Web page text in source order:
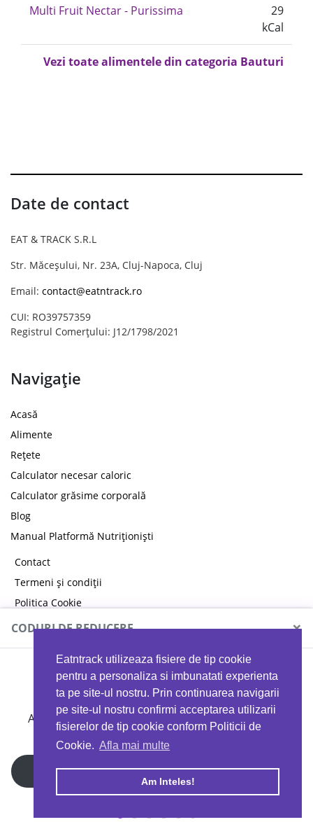
Eatntrack utilizeaza fisiere de tip cookie
pentru a personaliza si imbunatati experienta
ta pe site-ul nostru. Prin continuarea navigarii
pe site-ul nostru confirmi acceptarea utilizarii
fisierelor de tip cookie conform Politicii de
Cookie. Afla mai multe
Am Inteles!
Multi Fruit Nectar - Purissima
29
kCal
Vezi toate alimentele din categoria Bauturi
Date de contact
EAT & TRACK S.R.L
Str. Măceșului, Nr. 23A, Cluj-Napoca, Cluj
Email: contact@eatntrack.ro
CUI: RO39757359
Registrul Comerțului: J12/1798/2021
Navigație
Acasă
Alimente
Rețete
Calculator necesar caloric
Calculator grăsime corporală
Blog
Manual Platformă Nutriționiști
Contact
Termeni și condiții
Politica Cookie
Politica de confidențialitate
Copyright © 2026 EAT & TRACK S.R.L
CODURI DE REDUCERE ×
MYPROTEIN
Ai 40%reducere la orice comandă folosind codul
EATTRACK
Profită acum